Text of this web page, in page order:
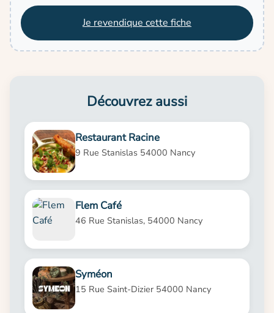
Je revendique cette fiche
Découvrez aussi
Restaurant Racine
9 Rue Stanislas 54000 Nancy
Flem Café
46 Rue Stanislas, 54000 Nancy
Syméon
15 Rue Saint-Dizier 54000 Nancy